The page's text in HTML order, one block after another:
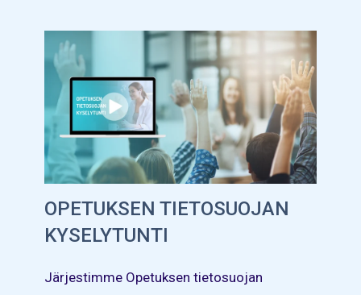
OPETUKSEN TIETOSUOJAN
KYSELYTUNTI
Järjestimme Opetuksen tietosuojan